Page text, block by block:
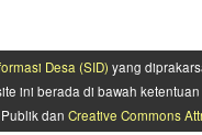
Desa (SID) yang
ini berada di bawah
dan Creative Commons